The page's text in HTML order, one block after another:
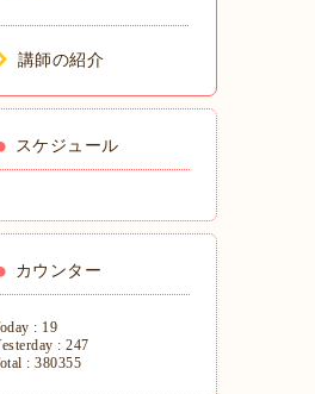
講師の紹介
スケジュール
カウンター
: 19
: 247
: 380355